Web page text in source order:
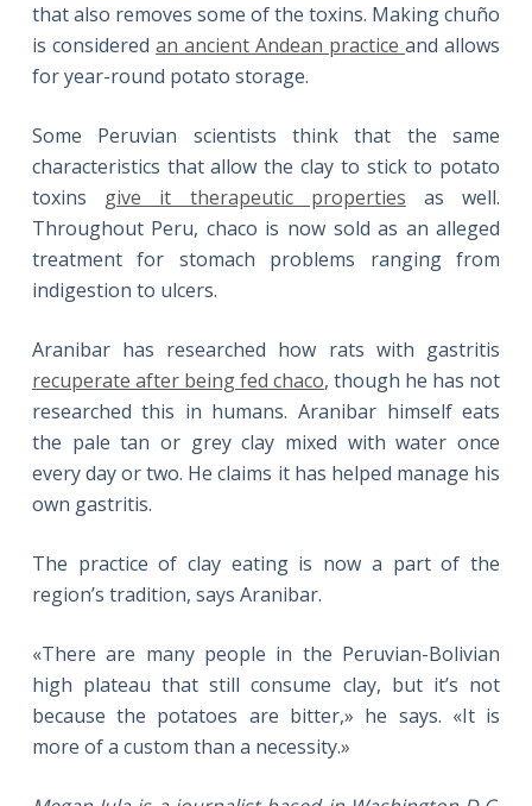
that also removes some of the toxins. Making chuño
is considered an ancient Andean practiceand allows
for year-round potato storage.
Some Peruvian scientists think that the same
characteristics that allow the clay to stick to potato
toxins give it therapeutic properties as well.
Throughout Peru, chaco is now sold as an alleged
treatment for stomach problems ranging from
indigestion to ulcers.
Aranibar has researched how rats with gastritis
recuperate after being fed chaco, though he has not
researched this in humans. Aranibar himself eats
the pale tan or grey clay mixed with water once
every day or two. He claims it has helped manage his
own gastritis.
The practice of clay eating is now a part of the
region’s tradition, says Aranibar.
«There are many people in the Peruvian-Bolivian
high plateau that still consume clay, but it’s not
because the potatoes are bitter,» he says. «It is
more of a custom than a necessity.»